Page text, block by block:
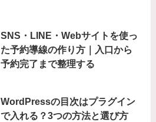
SNS・LINE・Webサイトを使っ
た予約導線の作り方｜入口から
予約完了まで整理する
WordPressの目次はプラグイン
で入れる？3つの方法と選び方